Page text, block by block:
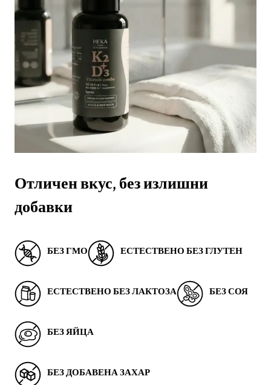
Отличен вкус, без излишни
добавки
БЕЗ ГМО ЕСТЕСТВЕНО БЕЗ ГЛУТЕН
ЕСТЕСТВЕНО БЕЗ ЛАКТОЗА БЕЗ СОЯ
БЕЗ ЯЙЦА
БЕЗ ДОБАВЕНА ЗАХАР